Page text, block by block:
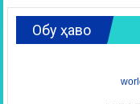
Обу ҳаво